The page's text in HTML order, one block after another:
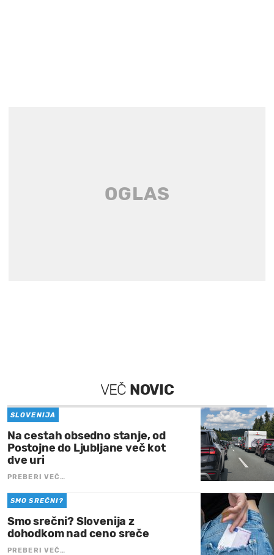
VEČ NOVIC
SLOVENIJA
Na cestah obsedno stanje, od
Postojne do Ljubljane več kot
dve uri
PREBERI VEČ…
SMO SREČNI?
Smo srečni? Slovenija z
dohodkom nad ceno sreče
PREBERI VEČ…